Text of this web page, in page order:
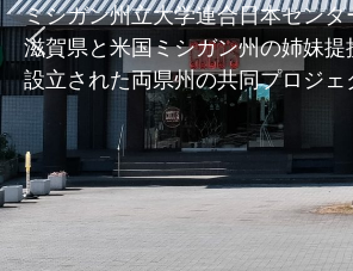
ミシガン州立大学連合日本センタ
滋賀県と米国ミシガン州の姉妹
設立された両県州の共同プロジェ